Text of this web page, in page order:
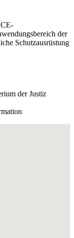
der
Schutzausrüstung
der Justiz